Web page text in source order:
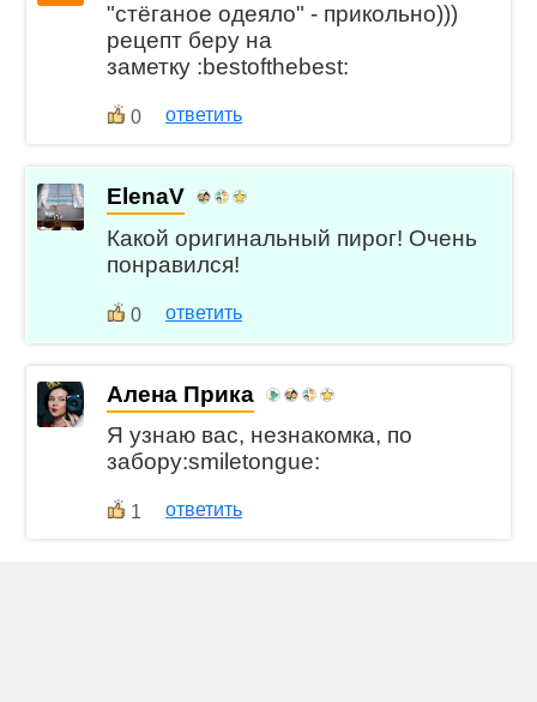
"стёганое одеяло" - прикольно)))
рецепт беру на
заметку :bestofthebest:
0 ответить
ElenaV
Какой оригинальный пирог! Очень
понравился!
0 ответить
Алена Прика
Я узнаю вас, незнакомка, по
забору:smiletongue:
1 ответить